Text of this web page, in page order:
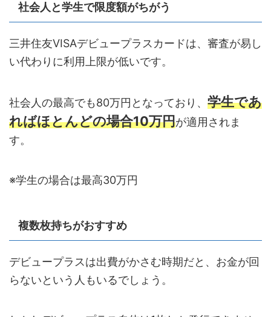
社会人と学生で限度額がちがう
三井住友VISAデビュープラスカードは、審査が易し
い代わりに利用上限が低いです。
社会人の最高でも80万円となっており、 学生であ
ればほとんどの場合10万円が適用されま
す。
※学生の場合は最高30万円
複数枚持ちがおすすめ
デビュープラスは出費がかさむ時期だと、お金が回
らないという人もいるでしょう。